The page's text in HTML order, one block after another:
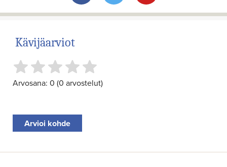
Kävijäarviot
Arvosana: 0 (0 arvostelut)
Arvioi kohde